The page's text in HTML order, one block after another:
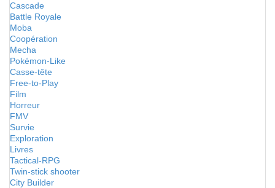
Cascade
Battle Royale
Moba
Coopération
Mecha
Pokémon-Like
Casse-tête
Free-to-Play
Film
Horreur
FMV
Survie
Exploration
Livres
Tactical-RPG
Twin-stick shooter
City Builder